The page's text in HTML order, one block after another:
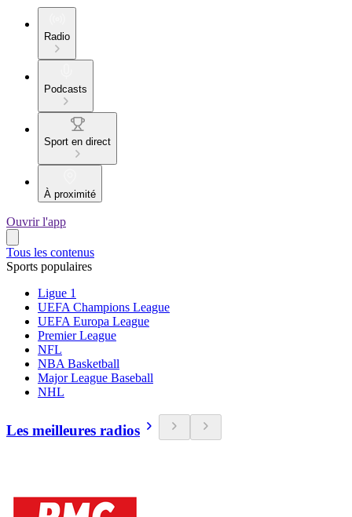
Radio
Podcasts
Sport en direct
À proximité
Ouvrir l'app
Tous les contenus
Sports populaires
Ligue 1
UEFA Champions League
UEFA Europa League
Premier League
NFL
NBA Basketball
Major League Baseball
NHL
Les meilleures radios